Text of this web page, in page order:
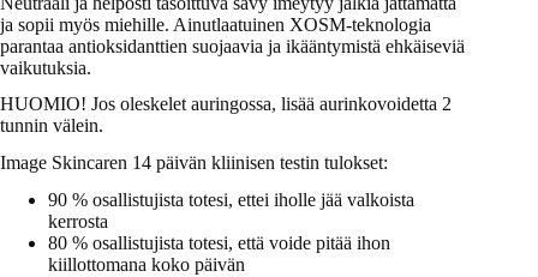
ja sopii myös miehille. Ainutlaatuinen XOSM-teknologia
parantaa antioksidanttien suojaavia ja ikääntymistä ehkäiseviä
vaikutuksia.
HUOMIO! Jos oleskelet auringossa, lisää aurinkovoidetta 2
tunnin välein.
Image Skincaren 14 päivän kliinisen testin tulokset:
90 % osallistujista totesi, ettei iholle jää valkoista
kerrosta
80 % osallistujista totesi, että voide pitää ihon
kiillottomana koko päivän